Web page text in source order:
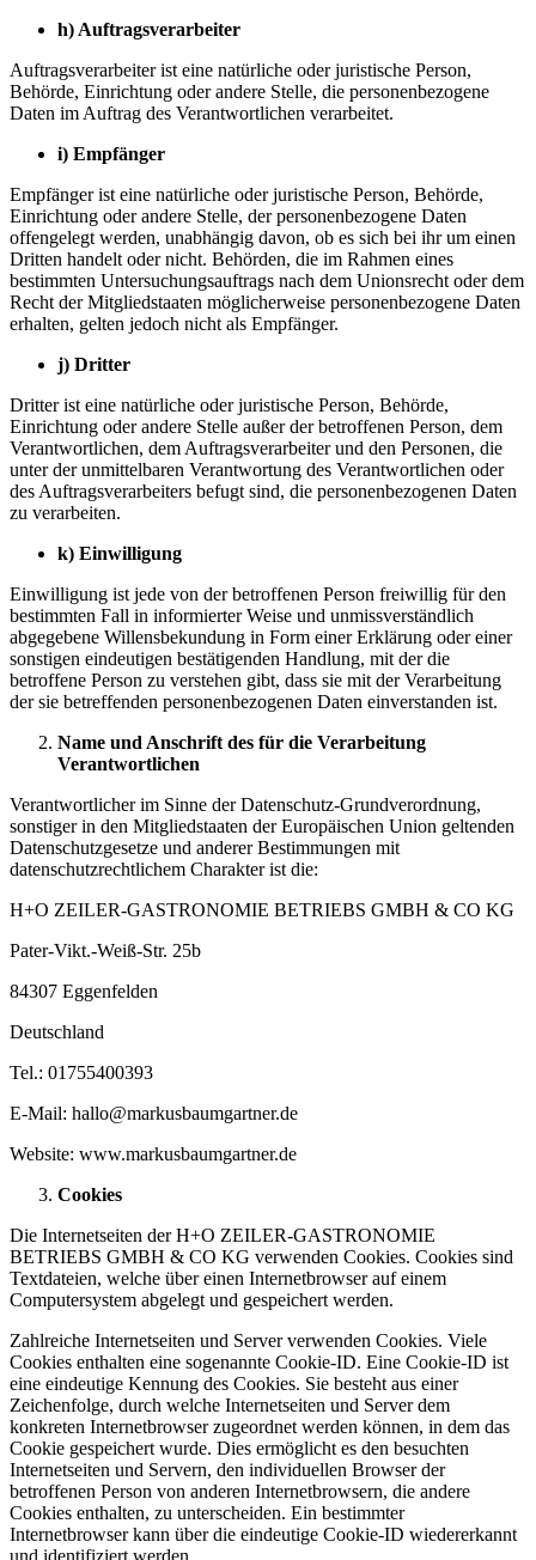
h) Auftragsverarbeiter
Auftragsverarbeiter ist eine natürliche oder juristische Person,
Behörde, Einrichtung oder andere Stelle, die personenbezogene
Daten im Auftrag des Verantwortlichen verarbeitet.
i) Empfänger
Empfänger ist eine natürliche oder juristische Person, Behörde,
Einrichtung oder andere Stelle, der personenbezogene Daten
offengelegt werden, unabhängig davon, ob es sich bei ihr um einen
Dritten handelt oder nicht. Behörden, die im Rahmen eines
bestimmten Untersuchungsauftrags nach dem Unionsrecht oder dem
Recht der Mitgliedstaaten möglicherweise personenbezogene Daten
erhalten, gelten jedoch nicht als Empfänger.
j) Dritter
Dritter ist eine natürliche oder juristische Person, Behörde,
Einrichtung oder andere Stelle außer der betroffenen Person, dem
Verantwortlichen, dem Auftragsverarbeiter und den Personen, die
unter der unmittelbaren Verantwortung des Verantwortlichen oder
des Auftragsverarbeiters befugt sind, die personenbezogenen Daten
zu verarbeiten.
k) Einwilligung
Einwilligung ist jede von der betroffenen Person freiwillig für den
bestimmten Fall in informierter Weise und unmissverständlich
abgegebene Willensbekundung in Form einer Erklärung oder einer
sonstigen eindeutigen bestätigenden Handlung, mit der die
betroffene Person zu verstehen gibt, dass sie mit der Verarbeitung
der sie betreffenden personenbezogenen Daten einverstanden ist.
Name und Anschrift des für die Verarbeitung
Verantwortlichen
Verantwortlicher im Sinne der Datenschutz-Grundverordnung,
sonstiger in den Mitgliedstaaten der Europäischen Union geltenden
Datenschutzgesetze und anderer Bestimmungen mit
datenschutzrechtlichem Charakter ist die:
H+O ZEILER-GASTRONOMIE BETRIEBS GMBH & CO KG
Pater-Vikt.-Weiß-Str. 25b
84307 Eggenfelden
Deutschland
Tel.: 01755400393
E-Mail: hallo@markusbaumgartner.de
Website: www.markusbaumgartner.de
Cookies
Die Internetseiten der H+O ZEILER-GASTRONOMIE
BETRIEBS GMBH & CO KG verwenden Cookies. Cookies sind
Textdateien, welche über einen Internetbrowser auf einem
Computersystem abgelegt und gespeichert werden.
Zahlreiche Internetseiten und Server verwenden Cookies. Viele
Cookies enthalten eine sogenannte Cookie-ID. Eine Cookie-ID ist
eine eindeutige Kennung des Cookies. Sie besteht aus einer
Zeichenfolge, durch welche Internetseiten und Server dem
konkreten Internetbrowser zugeordnet werden können, in dem das
Cookie gespeichert wurde. Dies ermöglicht es den besuchten
Internetseiten und Servern, den individuellen Browser der
betroffenen Person von anderen Internetbrowsern, die andere
Cookies enthalten, zu unterscheiden. Ein bestimmter
Internetbrowser kann über die eindeutige Cookie-ID wiedererkannt
und identifiziert werden.